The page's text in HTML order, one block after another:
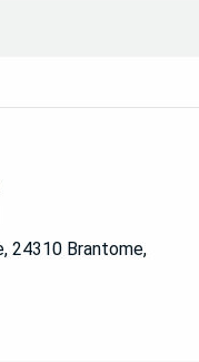
24310 Brantome,